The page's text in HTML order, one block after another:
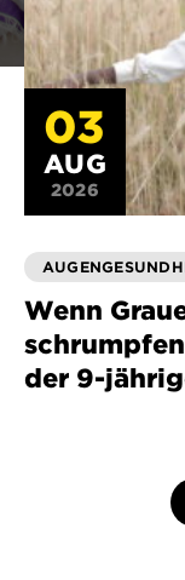
03
AUG
2026
Wenn
der 9-